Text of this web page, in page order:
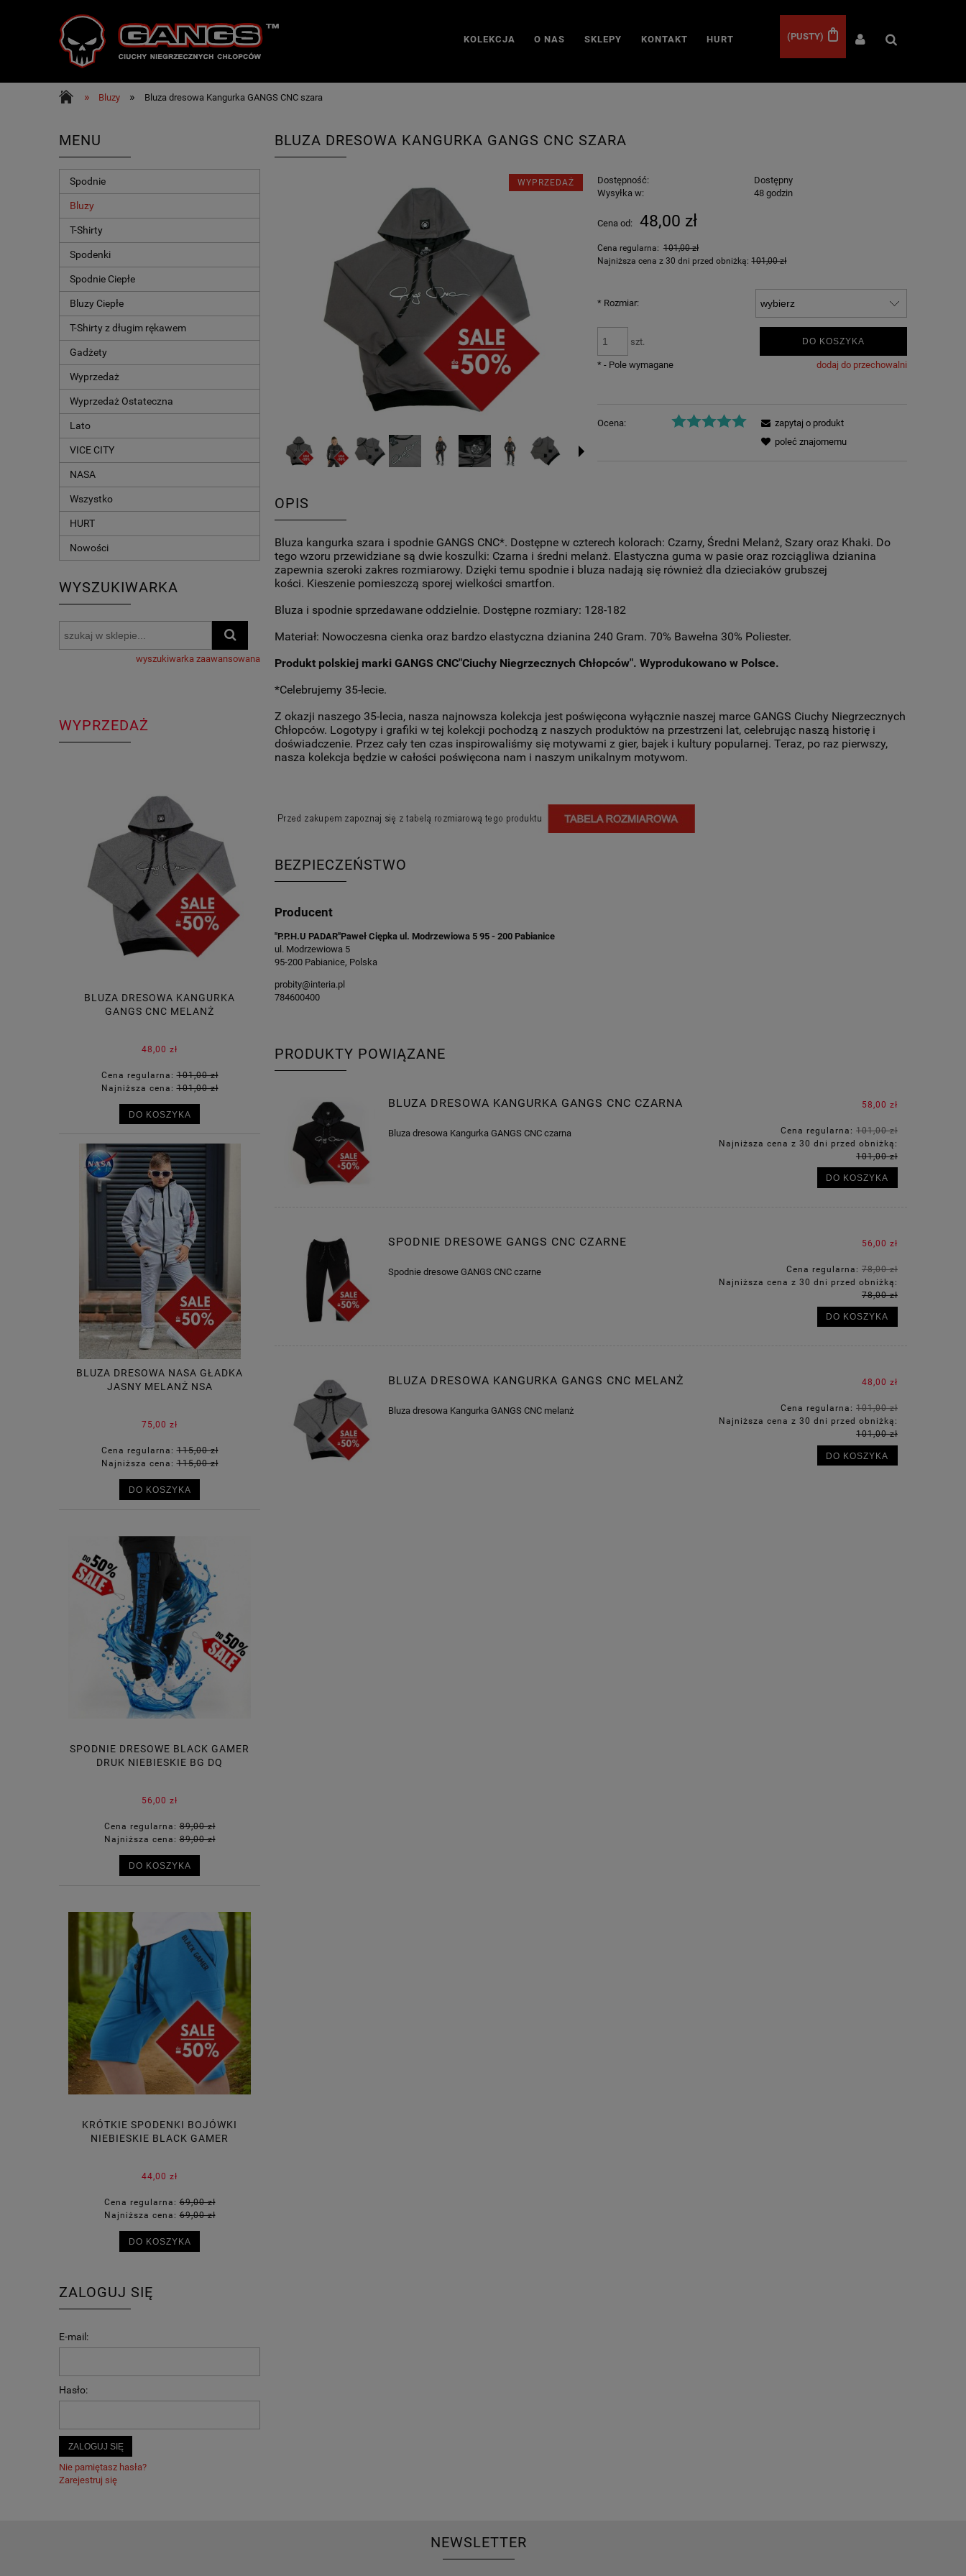
(PUSTY)
HURT
KONTAKT
SKLEPY
O NAS
KOLEKCJA
» Bluzy » Bluza dresowa Kangurka GANGS CNC szara
MENU
Spodnie
Bluzy
T-Shirty
Spodenki
Spodnie Ciepłe
Bluzy Ciepłe
T-Shirty z długim rękawem
Gadżety
Wyprzedaż
Wyprzedaż Ostateczna
Lato
VICE CITY
NASA
Wszystko
HURT
Nowości
WYSZUKIWARKA
wyszukiwarka zaawansowana
WYPRZEDAŻ
BLUZA DRESOWA KANGURKA
GANGS CNC MELANŻ
48,00 zł
Cena regularna:101,00 zł
Najniższa cena:101,00 zł
DO KOSZYKA
BLUZA DRESOWA NASA GŁADKA
JASNY MELANŻ NSA
75,00 zł
Cena regularna:115,00 zł
Najniższa cena:115,00 zł
DO KOSZYKA
SPODNIE DRESOWE BLACK GAMER
DRUK NIEBIESKIE BG DQ
56,00 zł
Cena regularna:89,00 zł
Najniższa cena:89,00 zł
DO KOSZYKA
KRÓTKIE SPODENKI BOJÓWKI
NIEBIESKIE BLACK GAMER
44,00 zł
Cena regularna:69,00 zł
Najniższa cena:69,00 zł
DO KOSZYKA
ZALOGUJ SIĘ
E-mail:
Hasło:
ZALOGUJ SIĘ
Nie pamiętasz hasła?
Zarejestruj się
BLUZA DRESOWA KANGURKA GANGS CNC SZARA
WYPRZEDAŻ Dostępność:
Dostępny
Wysyłka w:
48 godzin
Cena od: 48,00 zł
Cena regularna: 101,00 zł
Najniższa cena z 30 dni przed obniżką:101,00 zł
* Rozmiar:
szt. DO KOSZYKA
dodaj do przechowalni
* - Pole wymagane
Ocena:
zapytaj o produkt
poleć znajomemu
OPIS
Bluza kangurka szara i spodnie GANGS CNC*. Dostępne w czterech kolorach: Czarny, Średni Melanż, Szary oraz Khaki. Do
tego wzoru przewidziane są dwie koszulki: Czarna i średni melanż. Elastyczna guma w pasie oraz rozciągliwa dzianina
zapewnia szeroki zakres rozmiarowy. Dzięki temu spodnie i bluza nadają się również dla dzieciaków grubszej
kości. Kieszenie pomieszczą sporej wielkości smartfon.
Bluza i spodnie sprzedawane oddzielnie. Dostępne rozmiary: 128-182
Materiał: Nowoczesna cienka oraz bardzo elastyczna dzianina 240 Gram. 70% Bawełna 30% Poliester.
Produkt polskiej marki GANGS CNC"Ciuchy Niegrzecznych Chłopców". Wyprodukowano w Polsce.
*Celebrujemy 35-lecie.
Z okazji naszego 35-lecia, nasza najnowsza kolekcja jest poświęcona wyłącznie naszej marce GANGS Ciuchy Niegrzecznych
Chłopców. Logotypy i grafiki w tej kolekcji pochodzą z naszych produktów na przestrzeni lat, celebrując naszą historię i
doświadczenie. Przez cały ten czas inspirowaliśmy się motywami z gier, bajek i kultury popularnej. Teraz, po raz pierwszy,
nasza kolekcja będzie w całości poświęcona nam i naszym unikalnym motywom.
BEZPIECZEŃSTWO
Producent
"P.P.H.U PADAR"Paweł Ciępka ul. Modrzewiowa 5 95 - 200 Pabianice
ul. Modrzewiowa 5
95-200 Pabianice, Polska
probity@interia.pl
784600400
PRODUKTY POWIĄZANE
BLUZA DRESOWA KANGURKA GANGS CNC CZARNA
Bluza dresowa Kangurka GANGS CNC czarna
58,00 zł
Cena regularna: 101,00 zł
Najniższa cena z 30 dni przed obniżką:
101,00 zł
DO KOSZYKA
SPODNIE DRESOWE GANGS CNC CZARNE
Spodnie dresowe GANGS CNC czarne
56,00 zł
Cena regularna: 78,00 zł
Najniższa cena z 30 dni przed obniżką:
78,00 zł
DO KOSZYKA
BLUZA DRESOWA KANGURKA GANGS CNC MELANŻ
Bluza dresowa Kangurka GANGS CNC melanż
48,00 zł
Cena regularna: 101,00 zł
Najniższa cena z 30 dni przed obniżką:
101,00 zł
DO KOSZYKA
NEWSLETTER